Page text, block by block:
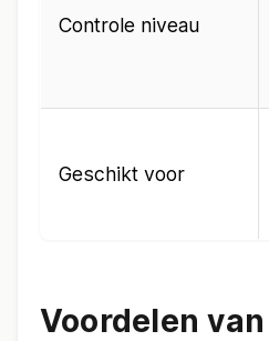
Controle niveau
Geschikt voor
Voordelen